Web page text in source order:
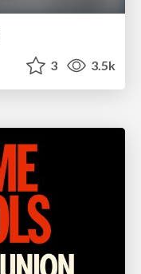
3 3.5k